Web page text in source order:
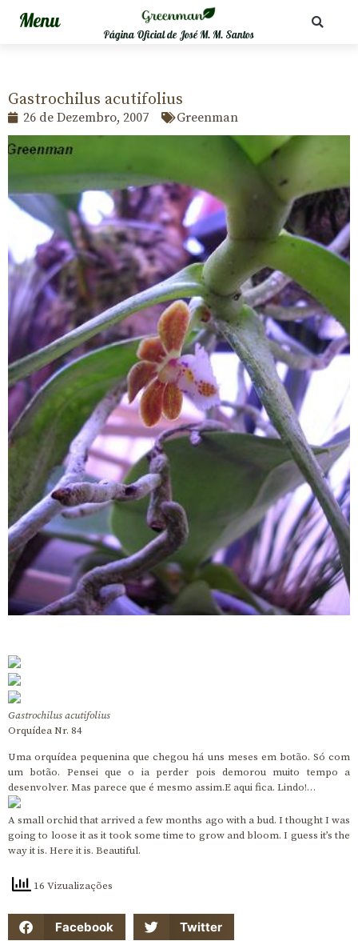
Página Oficial de José M. M. Santos
Gastrochilus acutifolius
26 de Dezembro, 2007 Greenman
Gastrochilus acutifolius
Orquídea Nr. 84
Uma orquídea pequenina que chegou há uns meses em botão. Só com
um botão. Pensei que o ia perder pois demorou muito tempo a
desenvolver. Mas parece que é mesmo assim.E aqui fica. Lindo!…
A small orchid that arrived a few months ago with a bud. I thought I was
going to loose it as it took some time to grow and bloom. I guess it’s the
way it is. Here it is. Beautiful.
16 Vizualizações
Facebook Twitter